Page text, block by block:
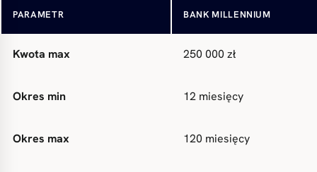
PARAMETR BANK MILLENNIUM
Kwota min 10 000 zł
Kwota max 250 000 zł
Okres min 12 miesięcy
Okres max 120 miesięcy